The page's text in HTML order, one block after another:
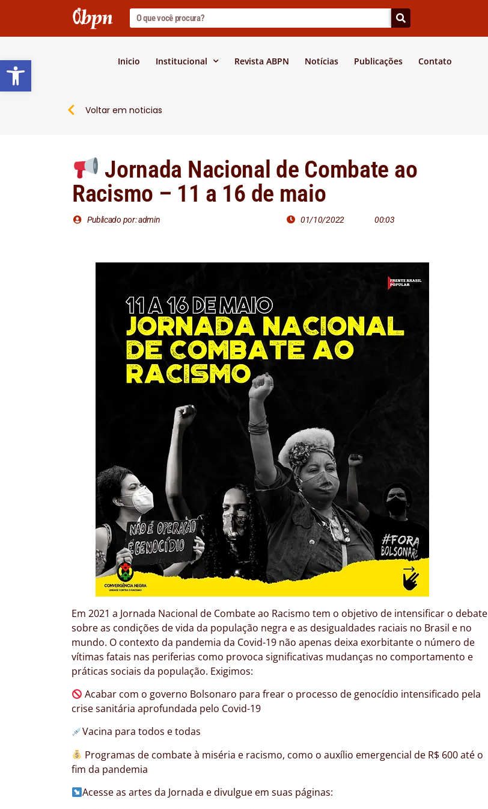
Barra de Ferramentas Aberta
Inicio Institucional Revista ABPN Notícias Publicações Contato
Voltar em noticias
Jornada Nacional de Combate ao
Racismo – 11 a 16 de maio
Publicado por: admin 01/10/2022 00:03
Em 2021 a Jornada Nacional de Combate ao Racismo tem o objetivo de intensificar o debate
sobre as condições de vida da população negra e as desigualdades raciais no Brasil e no
mundo. O contexto da pandemia da Covid-19 não apenas deixa exorbitante o número de
vítimas fatais nas periferias como provoca significativas mudanças no comportamento e
práticas sociais da população. Exigimos:
Acabar com o governo Bolsonaro para frear o processo de genocídio intensificado pela
crise sanitária aprofundada pelo Covid-19
Vacina para todos e todas
Programas de combate à miséria e racismo, como o auxílio emergencial de R$ 600 até o
fim da pandemia
Acesse as artes da Jornada e divulgue em suas páginas: